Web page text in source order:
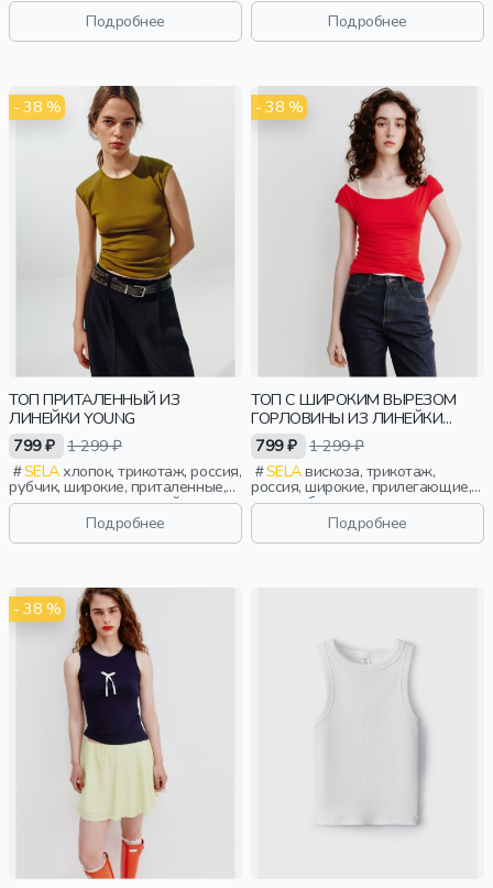
спорт, девочки,
старшеклассники, дети
Подробнее кружево, фактурные, девочки,
старшеклассники, дети
Подробнее
- 38 %
ТОП ПРИТАЛЕННЫЙ ИЗ
ЛИНЕЙКИ YOUNG
799 ₽ 1 299 ₽
SELAхлопок, трикотаж, россия,
рубчик, широкие, приталенные,
однотон, вырез, круглый вырез,
облегающие, девочки,
старшеклассники, дети
Подробнее
- 38 %
ТОП С ШИРОКИМ ВЫРЕЗОМ
ГОРЛОВИНЫ ИЗ ЛИНЕЙКИ
YOUNG
799 ₽ 1 299 ₽
SELAвискоза, трикотаж,
россия, широкие, прилегающие,
вырез, сборки, девочки,
старшеклассники, дети
Подробнее
- 38 %